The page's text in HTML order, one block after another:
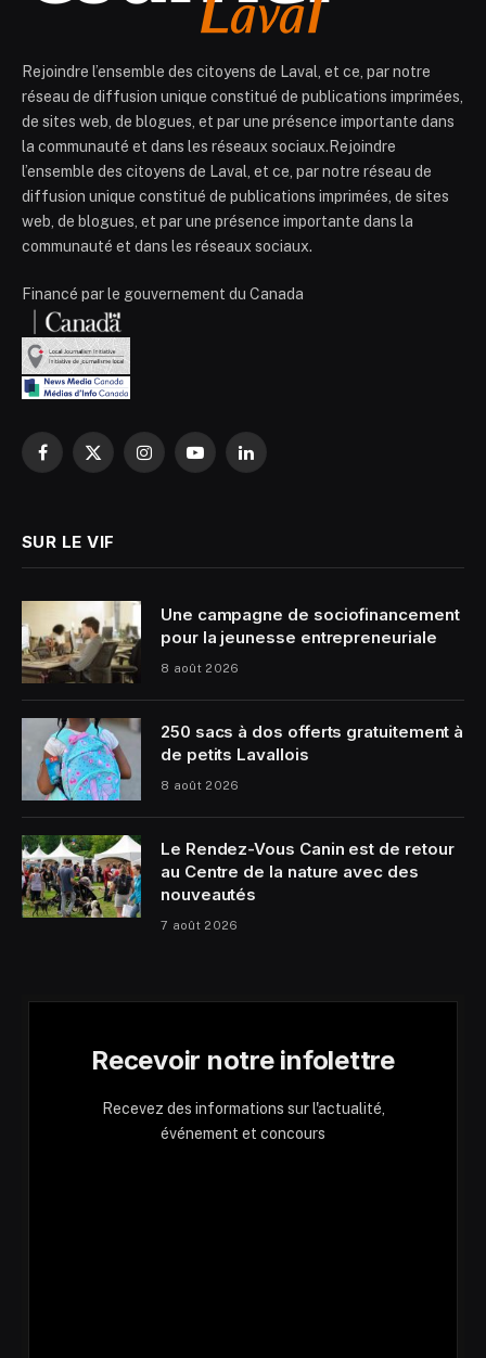
Rejoindre l’ensemble des citoyens de Laval, et ce, par notre
réseau de diffusion unique constitué de publications imprimées,
de sites web, de blogues, et par une présence importante dans
la communauté et dans les réseaux sociaux.Rejoindre
l’ensemble des citoyens de Laval, et ce, par notre réseau de
diffusion unique constitué de publications imprimées, de sites
web, de blogues, et par une présence importante dans la
communauté et dans les réseaux sociaux.
Financé par le gouvernement du Canada
Facebook
X
InstagramYouTubeLinkedIn
SUR LE VIF
Une campagne de sociofinancement
pour la jeunesse entrepreneuriale
8 août 2026
250 sacs à dos offerts gratuitement à
de petits Lavallois
8 août 2026
Le Rendez-Vous Canin est de retour
au Centre de la nature avec des
nouveautés
7 août 2026
Recevoir notre infolettre
Recevez des informations sur l'actualité,
événement et concours